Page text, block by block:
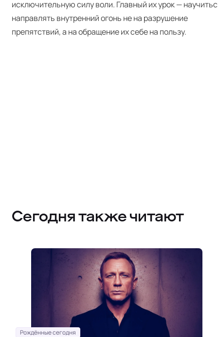
исключительную силу воли. Главный их урок —
направлять внутренний огонь не на разрушение
препятствий, а на обращение их себе на пользу.
Сегодня также читают
Рождённые сегодня